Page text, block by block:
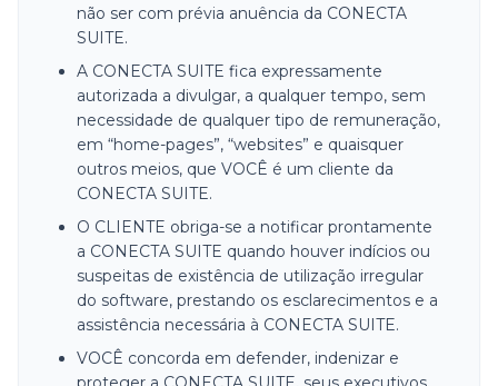
não ser com prévia anuência da CONECTA
SUITE.
A CONECTA SUITE fica expressamente
autorizada a divulgar, a qualquer tempo, sem
necessidade de qualquer tipo de remuneração,
em “home-pages”, “websites” e quaisquer
outros meios, que VOCÊ é um cliente da
CONECTA SUITE.
O CLIENTE obriga-se a notificar prontamente
a CONECTA SUITE quando houver indícios ou
suspeitas de existência de utilização irregular
do software, prestando os esclarecimentos e a
assistência necessária à CONECTA SUITE.
VOCÊ concorda em defender, indenizar e